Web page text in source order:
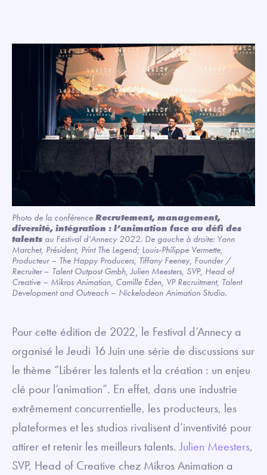
Photo de la conférence Recrutement, management,
diversité, intégration : l’animation face au défi des
talents au Festival d’Annecy 2022. De gauche à droite: Yann
Marchet, Président, Print The Legend; Louis-Philippe Vermette,
Producteur – The Happy Producers, Tiffany Feeney, Founder /
Recruiter– Talent Outpost Gmbh, Julien Meesters, SVP, Head of
Creative – Mikros Animation, Camille Eden, VP Recruitment, Talent
Development and Outreach – Nickelodeon Animation Studio.
Pour cette édition de 2022, le Festival d’Annecy a
organisé le Jeudi 16 Juin une série de discussions sur
le thème “Libérer les talents et la création : un enjeu
clé pour l’animation”. En effet, dans une industrie
extrêmement concurrentielle, les producteurs, les
plateformes et les studios rivalisent d’inventivité pour
attirer et retenir les meilleurs talents.Julien Meesters,
SVP, Head of Creative chez Mikros Animation a